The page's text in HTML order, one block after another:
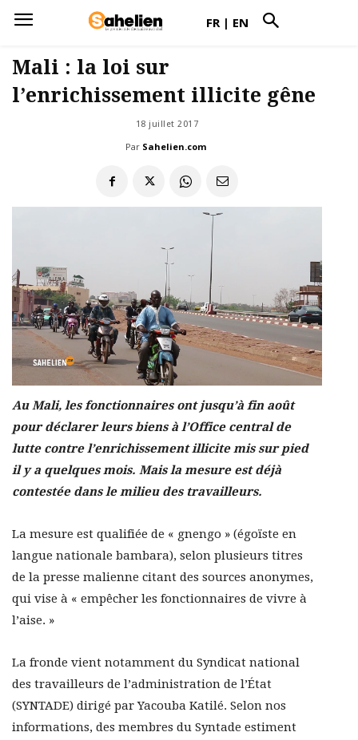
FR | EN
Mali : la loi sur
l’enrichissement illicite gêne
18 juillet 2017
Par Sahelien.com
Au Mali, les fonctionnaires ont jusqu’à fin août
pour déclarer leurs biens à l’Office central de
lutte contre l’enrichissement illicite mis sur pied
il y a quelques mois. Mais la mesure est déjà
contestée dans le milieu des travailleurs.
La mesure est qualifiée de « gnengo » (égoïste en
langue nationale bambara), selon plusieurs titres
de la presse malienne citant des sources anonymes,
qui vise à « empêcher les fonctionnaires de vivre à
l’aise. »
La fronde vient notamment du Syndicat national
des travailleurs de l’administration de l’État
(SYNTADE) dirigé par Yacouba Katilé. Selon nos
informations, des membres du Syntade estiment